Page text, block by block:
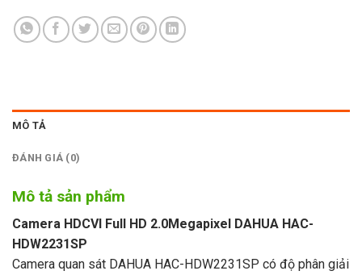
MÔ TẢ
ĐÁNH GIÁ (0)
Mô tả sản phẩm
Camera HDCVI Full HD 2.0Megapixel DAHUA HAC-
HDW2231SP
Camera quan sát DAHUA HAC-HDW2231SP có độ phân giải